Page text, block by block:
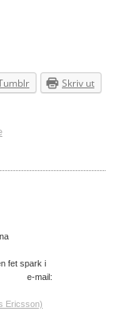
Skriv ut
fet spark i
mail:
Ericsson)